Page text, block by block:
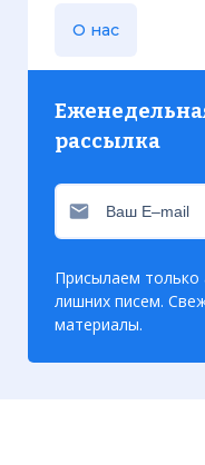
О нас
рассылка
Присылаем
лишних писем.
материалы.